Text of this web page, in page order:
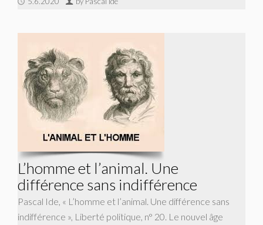
L’homme et l’animal. Une
différence sans indifférence
Pascal Ide, « L’homme et l’animal. Une différence sans
indifférence », Liberté politique, n° 20. Le nouvel âge